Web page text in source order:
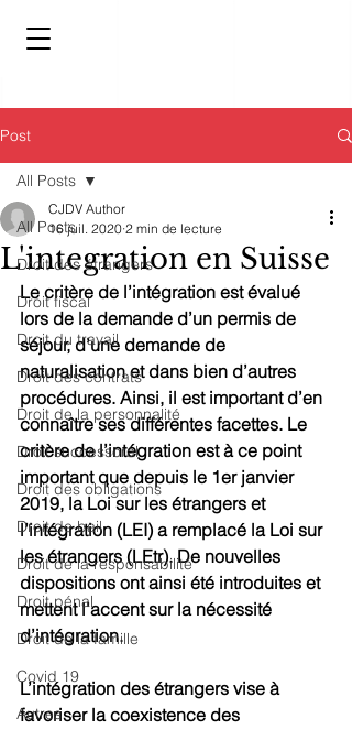
Post
All Posts
Droit des étrangers
Droit fiscal
Droit du travail
Droit des contrats
Droit de la personnalité
Droit successoral
Droit des obligations
Droit de bail
Droit de la responsabilité
Droit pénal
Droit de la famille
Covid 19
Autres
All Posts
L'integration en Suisse
CJDV Author
16 juil. 2020 2 min de lecture
Le critère de l’intégration est évalué
lors de la demande d’un permis de
séjour, d’une demande de
naturalisation et dans bien d’autres
procédures. Ainsi, il est important d’en
connaître ses différentes facettes. Le
critère de l’intégration est à ce point
important que depuis le 1er janvier
2019, la Loi sur les étrangers et
l’intégration (LEI) a remplacé la Loi sur
les étrangers (LEtr). De nouvelles
dispositions ont ainsi été introduites et
mettent l’accent sur la nécessité
d’intégration.
L’intégration des étrangers vise à
favoriser la coexistence des